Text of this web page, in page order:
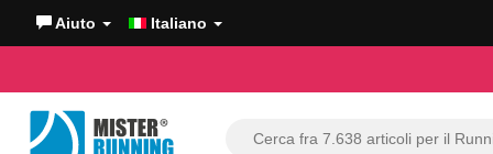
Aiuto Italiano